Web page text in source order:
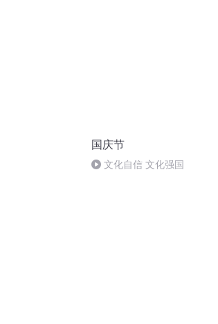
国庆节
文化自信 文化强国